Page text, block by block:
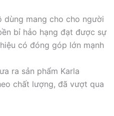
dùng mang cho cho người
bỉ hảo hạng đạt được sự
có đóng góp lớn mạnh
ra sản phẩm Karla
chất lượng, đã vượt qua